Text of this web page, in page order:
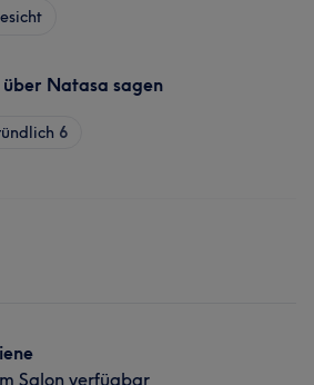
Natasa sagen
6
Salon verfügbar